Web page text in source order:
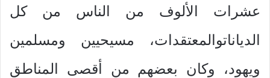
عشرات الألوف من الناس من كل
الدياناتوالمعتقدات، مسيحيين ومسلمين
ويهود، وكان بعضهم من أقصى المناطق